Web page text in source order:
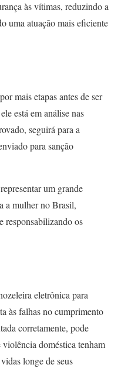
às vítimas, reduzindo a
uma atuação mais eficiente
mais etapas antes de ser
está em análise nas
seguirá para a
para sanção
um grande
a mulher no Brasil,
responsabilizando os
eletrônica para
às falhas no cumprimento
corretamente, pode
doméstica tenham
longe de seus